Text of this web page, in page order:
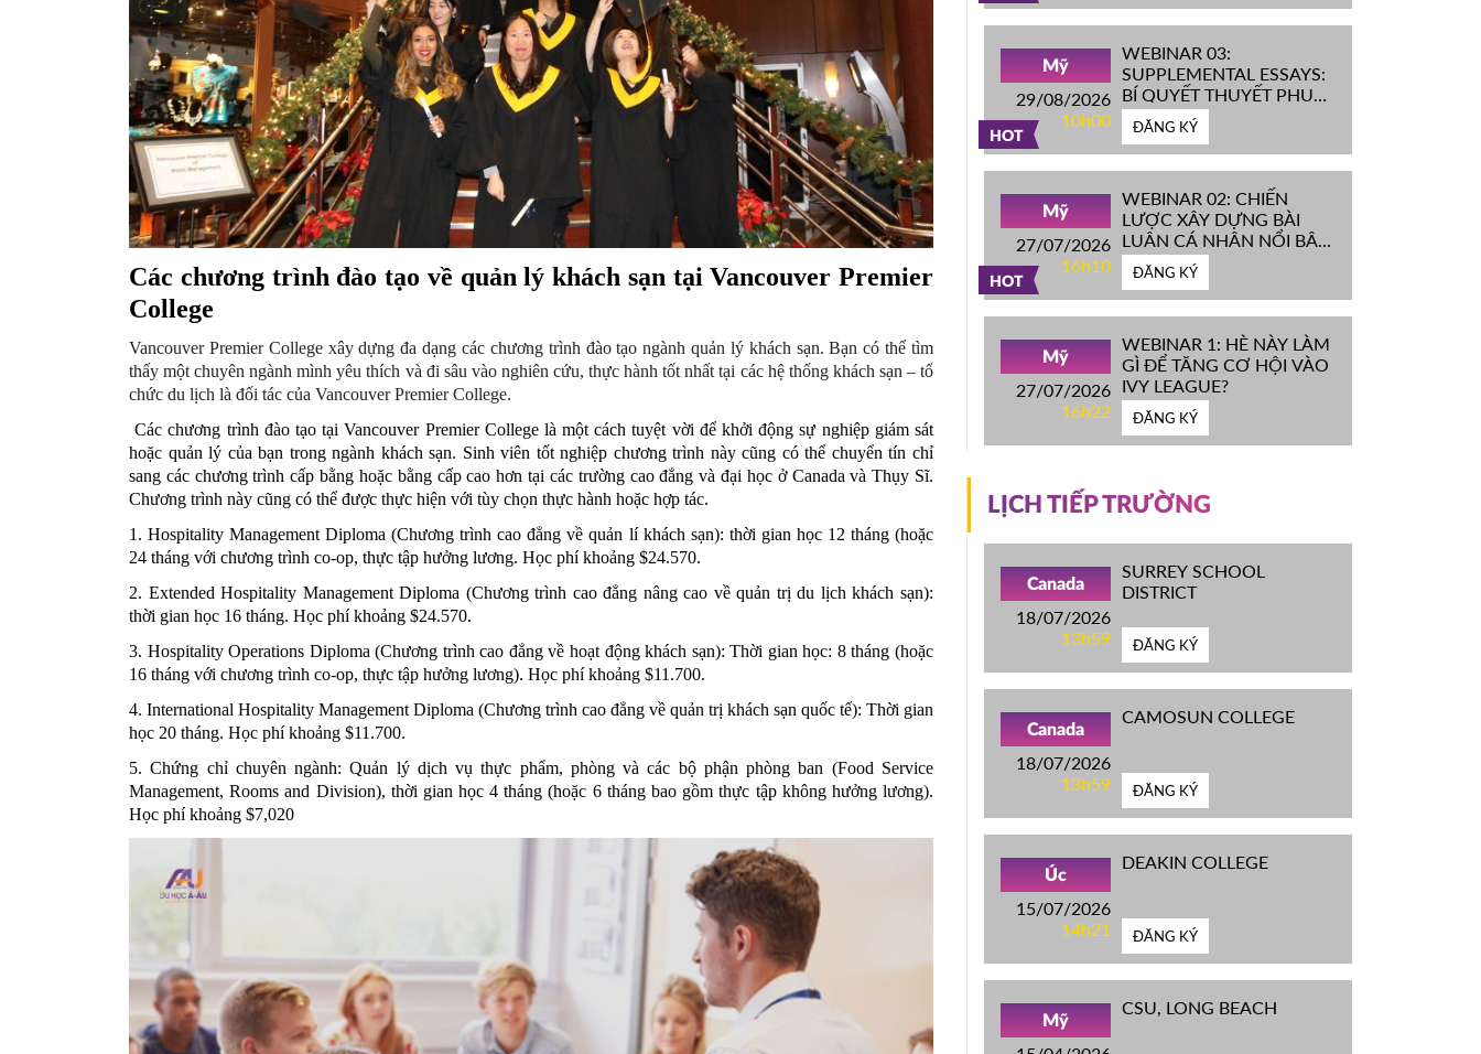
Các chương trình đào tạo về quản lý khách sạn tại Vancouver Premier
College
Vancouver Premier College xây dựng đa dạng các chương trình đào tạo ngành quản lý khách sạn. Bạn có thể tìm
thấy một chuyên ngành mình yêu thích và đi sâu vào nghiên cứu, thực hành tốt nhất tại các hệ thống khách sạn – tổ
chức du lịch là đối tác của Vancouver Premier College.
Các chương trình đào tạo tại Vancouver Premier College là một cách tuyệt vời để khởi động sự nghiệp giám sát
hoặc quản lý của bạn trong ngành khách sạn. Sinh viên tốt nghiệp chương trình này cũng có thể chuyển tín chỉ
sang các chương trình cấp bằng hoặc bằng cấp cao hơn tại các trường cao đẳng và đại học ở Canada và Thụy Sĩ.
Chương trình này cũng có thể được thực hiện với tùy chọn thực hành hoặc hợp tác.
1. Hospitality Management Diploma (Chương trình cao đẳng về quản lí khách sạn): thời gian học 12 tháng (hoặc
24 tháng với chương trình co-op, thực tập hưởng lương. Học phí khoảng $24.570.
2. Extended Hospitality Management Diploma (Chương trình cao đẳng nâng cao về quản trị du lịch khách sạn):
thời gian học 16 tháng. Học phí khoảng $24.570.
3. Hospitality Operations Diploma (Chương trình cao đẳng về hoạt động khách sạn): Thời gian học: 8 tháng (hoặc
16 tháng với chương trình co-op, thực tập hưởng lương). Học phí khoảng $11.700.
4. International Hospitality Management Diploma (Chương trình cao đẳng về quản trị khách sạn quốc tế): Thời gian
học 20 tháng. Học phí khoảng $11.700.
5. Chứng chỉ chuyên ngành: Quản lý dịch vụ thực phẩm, phòng và các bộ phận phòng ban (Food Service
Management, Rooms and Division), thời gian học 4 tháng (hoặc 6 tháng bao gồm thực tập không hưởng lương).
Học phí khoảng $7,020
HOT
Mỹ
29/08/2026
10h00
WEBINAR 03:
SUPPLEMENTAL ESSAYS:
BÍ QUYẾT THUYẾT PHỤC
HỘI ĐỒNG TUYỂN SINH
ĐH TOP ĐẦU MỸ
ĐĂNG KÝ
HOT
Mỹ
27/07/2026
16h10
WEBINAR 02: CHIẾN
LƯỢC XÂY DỰNG BÀI
LUẬN CÁ NHÂN NỔI BẬT
CHINH PHỤC ĐH TOP
ĐẦU MỸ
ĐĂNG KÝ
Mỹ
27/07/2026
16h22
WEBINAR 1: HÈ NÀY LÀM
GÌ ĐỂ TĂNG CƠ HỘI VÀO
IVY LEAGUE?
ĐĂNG KÝ
LỊCH TIẾP TRƯỜNG
Canada
18/07/2026
13h59
SURREY SCHOOL
DISTRICT
ĐĂNG KÝ
Canada
18/07/2026
13h59
CAMOSUN COLLEGE
ĐĂNG KÝ
Úc
15/07/2026
14h21
DEAKIN COLLEGE
ĐĂNG KÝ
Mỹ
CSU, LONG BEACH